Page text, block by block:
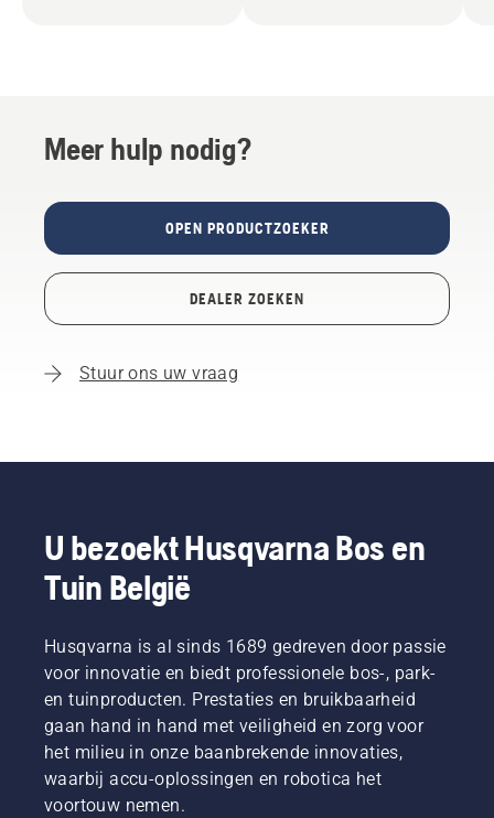
Meer hulp nodig?
OPEN PRODUCTZOEKER
DEALER ZOEKEN
Stuur ons uw vraag
U bezoekt Husqvarna Bos en
Tuin België
Husqvarna is al sinds 1689 gedreven door passie
voor innovatie en biedt professionele bos-, park-
en tuinproducten. Prestaties en bruikbaarheid
gaan hand in hand met veiligheid en zorg voor
het milieu in onze baanbrekende innovaties,
waarbij accu-oplossingen en robotica het
voortouw nemen.